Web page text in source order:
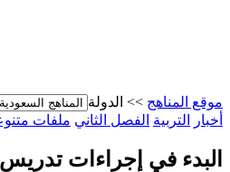
موقع المناهج >> الدولة
أخبار
التربية الفصل الثاني ملفات
البدء في إجراءات